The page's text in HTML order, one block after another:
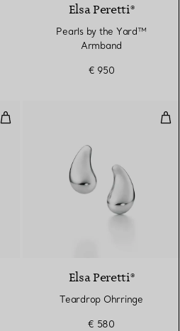
Elsa Peretti®
Pearls by the Yard™
Armband
€ 950
Seestern-Anhänger
Elsa Peretti®
Teardrop Ohrringe
€ 580